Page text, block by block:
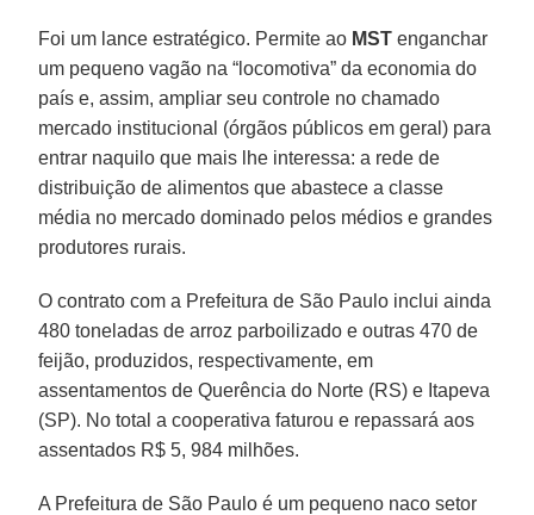
Foi um lance estratégico. Permite ao MST enganchar
um pequeno vagão na “locomotiva” da economia do
país e, assim, ampliar seu controle no chamado
mercado institucional (órgãos públicos em geral) para
entrar naquilo que mais lhe interessa: a rede de
distribuição de alimentos que abastece a classe
média no mercado dominado pelos médios e grandes
produtores rurais.
O contrato com a Prefeitura de São Paulo inclui ainda
480 toneladas de arroz parboilizado e outras 470 de
feijão, produzidos, respectivamente, em
assentamentos de Querência do Norte (RS) e Itapeva
(SP). No total a cooperativa faturou e repassará aos
assentados R$ 5, 984 milhões.
A Prefeitura de São Paulo é um pequeno naco setor